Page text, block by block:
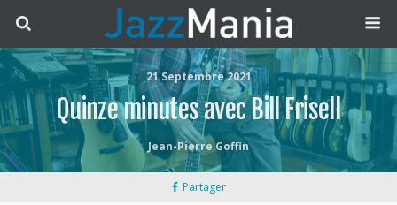
21 Septembre 2021
Quinze minutes avec Bill Frisell
Jean-Pierre Goffin
Partager